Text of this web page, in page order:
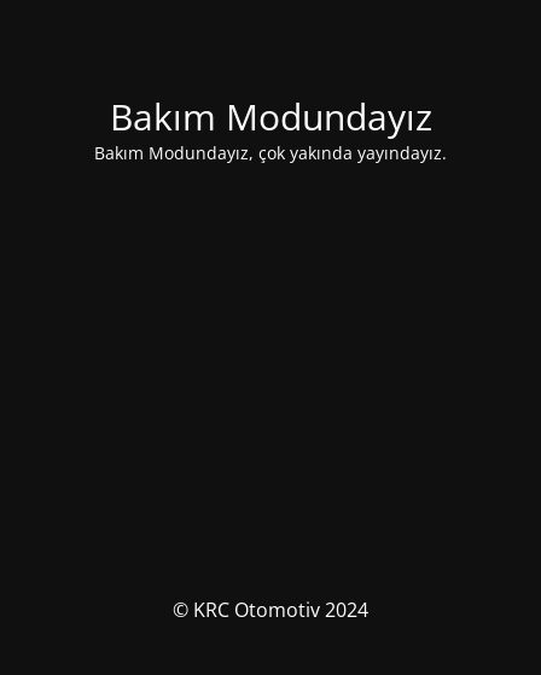
Bakım Modundayız
Bakım Modundayız, çok yakında yayındayız.
© KRC Otomotiv 2024